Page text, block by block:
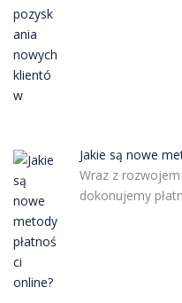
Jakie są nowe
Wraz z
dokonujemy